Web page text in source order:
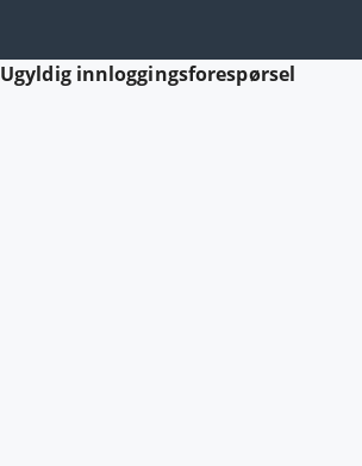
Ugyldig innloggingsforespørsel